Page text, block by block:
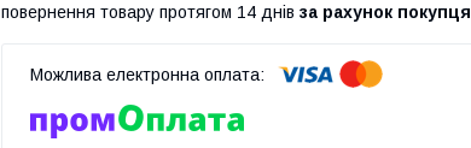
повернення товару протягом 14 днів за рахунок покупця